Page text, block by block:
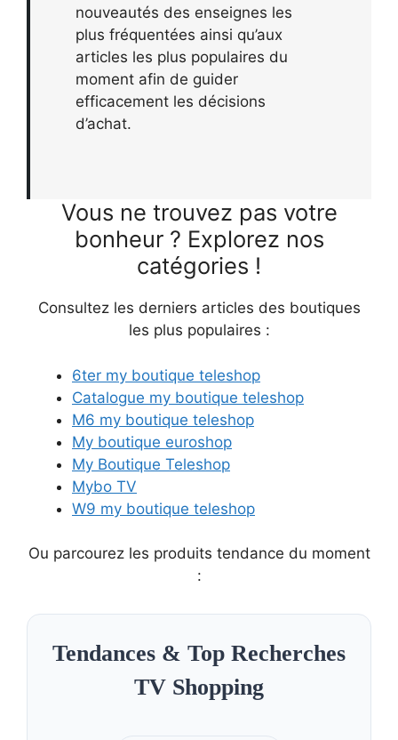
nouveautés des enseignes les
plus fréquentées ainsi qu’aux
articles les plus populaires du
moment afin de guider
efficacement les décisions
d’achat.
Vous ne trouvez pas votre
bonheur ? Explorez nos
catégories !
Consultez les derniers articles des boutiques
les plus populaires :
6ter my boutique teleshop
Catalogue my boutique teleshop
M6 my boutique teleshop
My boutique euroshop
My Boutique Teleshop
Mybo TV
W9 my boutique teleshop
Ou parcourez les produits tendance du moment
:
Tendances & Top Recherches
TV Shopping